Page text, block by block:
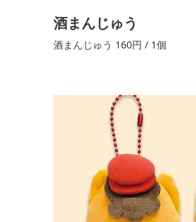
酒まんじゅう
酒まんじゅう 160円 / 1個